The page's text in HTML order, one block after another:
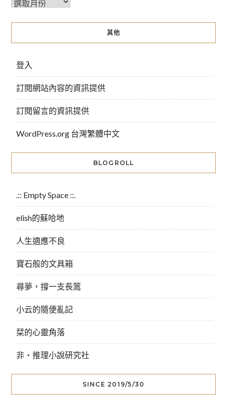
其他
登入
訂閱網站內容的資訊提供
訂閱留言的資訊提供
WordPress.org 台灣繁體中文
BLOGROLL
.:: Empty Space ::.
elish的蘇哈地
人生適應不良
寶石般的文具箱
尋夢，撐一支長篙
小云的隨便亂記
栞的心靈角落
非‧推理小說研究社
SINCE 2019/5/30